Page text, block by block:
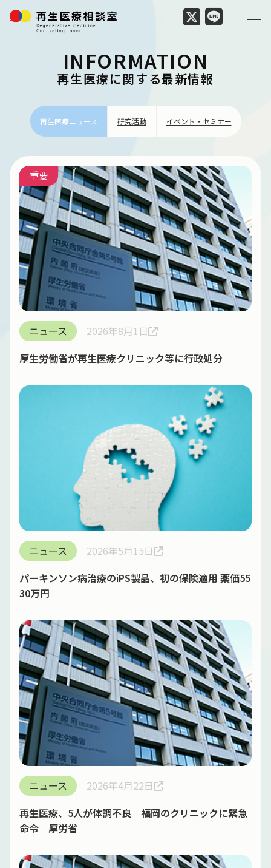
INFORMATION
再生医療に関する最新情報
再生医療ニュース 研究活動 イベント・セミナー
ニュース 2026年8月1日
重要
厚生労働省が再生医療クリニック等に行政処分
ニュース
2026年5月15日
パーキンソン病治療のiPS製品、初の保険適用 薬価55
30万円
ニュース
2026年4月22日
再生医療、5人が体調不良 福岡のクリニックに緊急
命令 厚労省